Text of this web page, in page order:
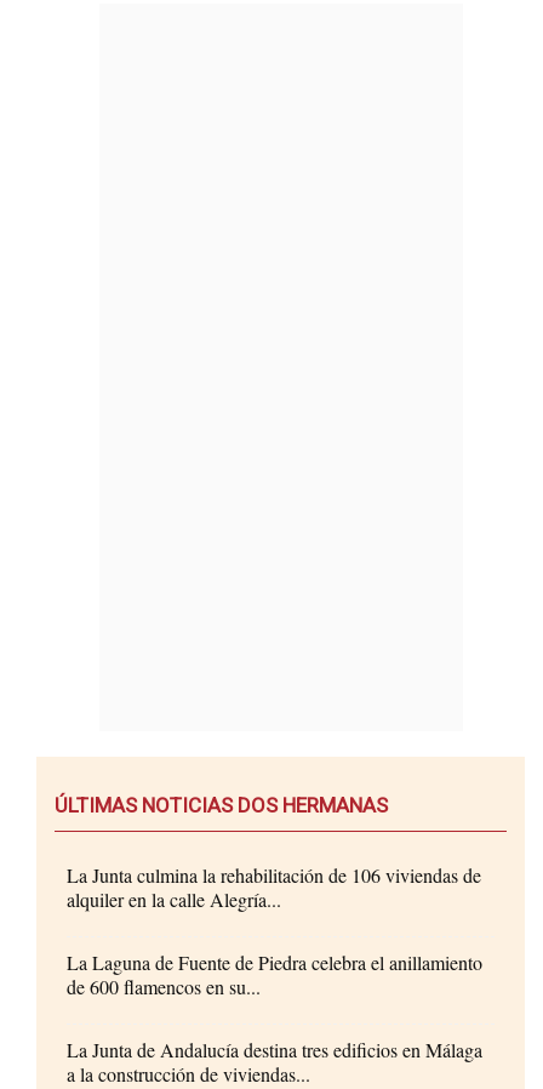
ÚLTIMAS NOTICIAS DOS HERMANAS
La Junta culmina la rehabilitación de 106 viviendas de
alquiler en la calle Alegría...
La Laguna de Fuente de Piedra celebra el anillamiento
de 600 flamencos en su...
La Junta de Andalucía destina tres edificios en Málaga
a la construcción de viviendas...